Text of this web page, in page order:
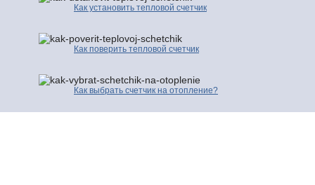
Как установить тепловой счетчик
Как поверить тепловой счетчик
Как выбрать счетчик на отопление?